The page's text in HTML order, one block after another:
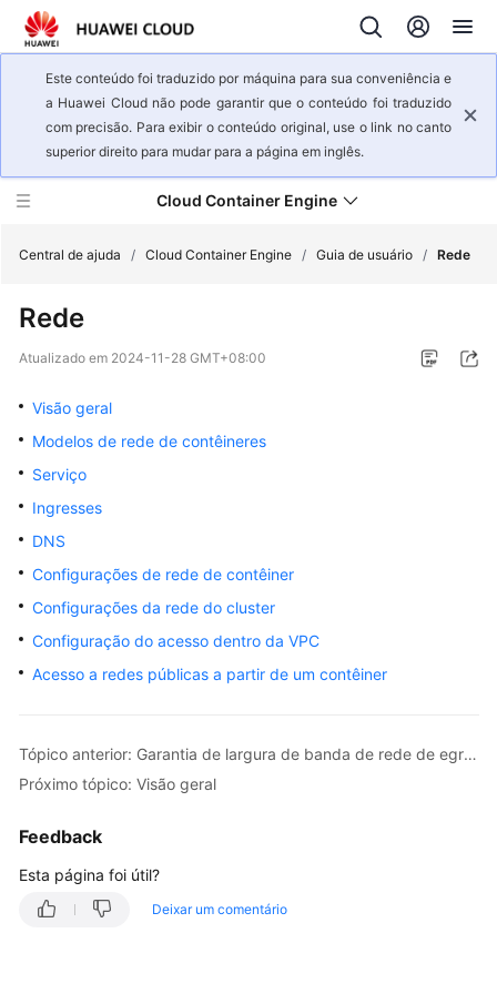
Este conteúdo foi traduzido por máquina para sua conveniência e
a Huawei Cloud não pode garantir que o conteúdo foi traduzido
com precisão. Para exibir o conteúdo original, use o link no canto
superior direito para mudar para a página em inglês.
Cloud Container Engine
Visão
geral
serviço
Primeiros
passos
de
usuário
de
alto
soluções
Clusters
Nós
Pools
Central de ajuda / Cloud Container Engine / Guia de usuário / Rede
Rede
Atualizado em 2024-11-28 GMT+08:00
Visão geral
Modelos de rede de contêineres
Serviço
Ingresses
DNS
Configurações de rede de contêiner
Configurações da rede do cluster
Configuração do acesso dentro da VPC
Acesso a redes públicas a partir de um contêiner
Tópico anterior: Garantia de largura de banda de rede de egress
Próximo tópico: Visão geral
Feedback
Esta página foi útil?
Deixar um comentário